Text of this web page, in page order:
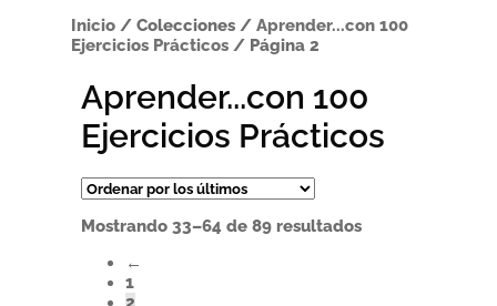
Inicio /Colecciones /Aprender...con 100
Ejercicios Prácticos / Página 2
Aprender...con 100
Ejercicios Prácticos
Mostrando 33–64 de 89 resultadosOrdenado
←
1